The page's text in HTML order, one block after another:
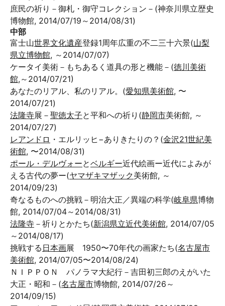
庶民の祈り－御札・御守コレクション－(神奈川県立歴史
博物館, 2014/07/19～2014/08/31)
中部
富士山世界文化遺産登録1周年広重の不二三十六景(山梨
県立博物館, ～2014/07/07)
ケータイ美術－もちあるく道具の形と機能－(徳川美術
館,～2014/07/21)
あなたのリアル、私のリアル。(愛知県美術館, 〜
2014/07/21)
法隆寺展－ 聖徳太子と平和への祈り(静岡市美術館, ～
2014/07/27)
レアンドロ ・エルリッヒ−ありきたりの？(金沢21世紀美
術館, 〜2014/08/31)
ポール・デルヴォーとベルギー近代絵画ー近代によみが
える古代の夢ー(ヤマザキマザック美術館, ～
2014/09/23)
奇なるものへの挑戦－明治大正／異端の科学(岐阜県博物
館, 2014/07/04～2014/08/31)
法隆寺 －祈りとかたち(新潟県立近代美術館, 2014/07/05
～2014/08/17)
挑戦する 日本画展 1950〜70年代の画家たち(名古屋市
美術館, 2014/07/05〜2014/08/24)
ＮＩＰＰＯＮ パノラマ大紀行－吉田初三郎のえがいた
大正・昭和－(名古屋市博物館, 2014/07/26～
2014/09/15)